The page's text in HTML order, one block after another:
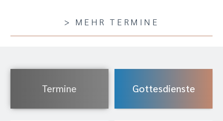
> MEHR TERMINE
Termine Gottesdienste